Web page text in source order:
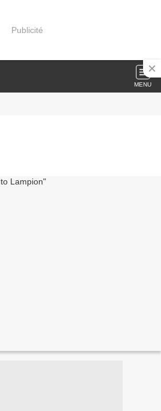
Publicité
MENU